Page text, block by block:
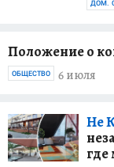
ДОМ.
Положение о
6 июля
ОБЩЕСТВО
Не
где